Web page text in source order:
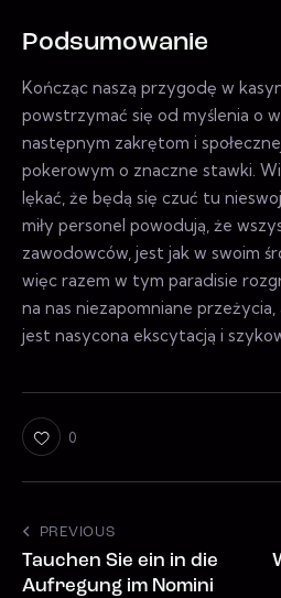
Podsumowanie
Kończąc naszą przygodę w
powstrzymać się od myślenia o
następnym zakrętom i
pokerowym o znaczne stawki.
lękać, że będą się czuć tu
miły personel powodują, że
zawodowców, jest jak w swoim
więc razem w tym paradisie
na nas niezapomniane
jest nasycona ekscytacją i
0
PREVIOUS
Tauchen Sie ein in die
Aufregung im Nomini